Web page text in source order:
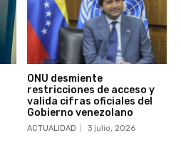
ONU desmiente
restricciones de acceso y
valida cifras oficiales del
Gobierno venezolano
ACTUALIDAD 3 julio, 2026